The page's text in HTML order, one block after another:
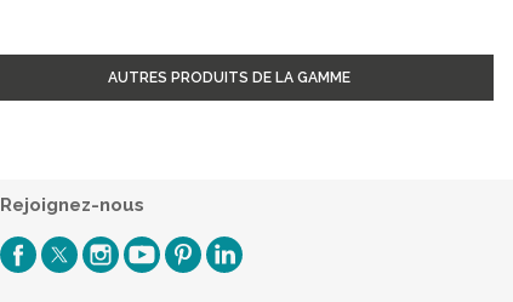
AUTRES PRODUITS DE LA GAMME
Rejoignez-nous